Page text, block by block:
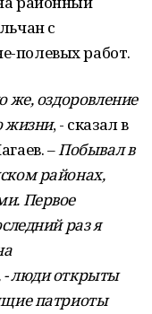
с
полевых работ.
же, оздоровление
жизни, - сказал в
–Побывал в
районах,
Первое
раз я
- люди открыты
патриоты